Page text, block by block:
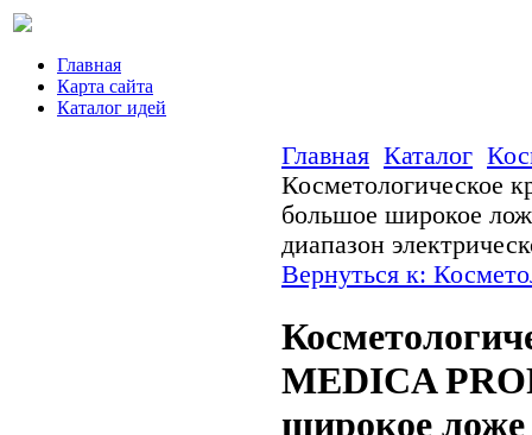
Главная
Карта сайта
Каталог идей
Главная Каталог
Косметологическое
большое широкое
диапазон
Вернуться к:
MEDICA
широкое ложе